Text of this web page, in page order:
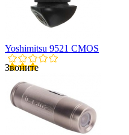
Yoshimitsu 9521 CMOS
Звоните